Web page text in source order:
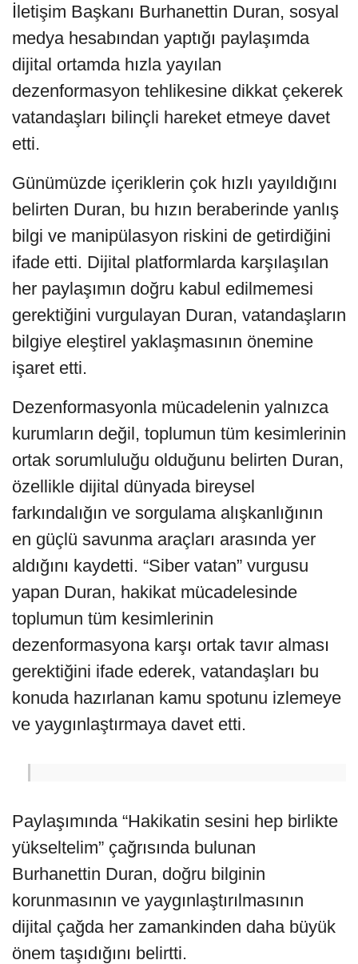
İletişim Başkanı Burhanettin Duran, sosyal
medya hesabından yaptığı paylaşımda
dijital ortamda hızla yayılan
dezenformasyon tehlikesine dikkat çekerek
vatandaşları bilinçli hareket etmeye davet
etti.
Günümüzde içeriklerin çok hızlı yayıldığını
belirten Duran, bu hızın beraberinde yanlış
bilgi ve manipülasyon riskini de getirdiğini
ifade etti. Dijital platformlarda karşılaşılan
her paylaşımın doğru kabul edilmemesi
gerektiğini vurgulayan Duran, vatandaşların
bilgiye eleştirel yaklaşmasının önemine
işaret etti.
Dezenformasyonla mücadelenin yalnızca
kurumların değil, toplumun tüm kesimlerinin
ortak sorumluluğu olduğunu belirten Duran,
özellikle dijital dünyada bireysel
farkındalığın ve sorgulama alışkanlığının
en güçlü savunma araçları arasında yer
aldığını kaydetti. “Siber vatan” vurgusu
yapan Duran, hakikat mücadelesinde
toplumun tüm kesimlerinin
dezenformasyona karşı ortak tavır alması
gerektiğini ifade ederek, vatandaşları bu
konuda hazırlanan kamu spotunu izlemeye
ve yaygınlaştırmaya davet etti.
Paylaşımında “Hakikatin sesini hep birlikte
yükseltelim” çağrısında bulunan
Burhanettin Duran, doğru bilginin
korunmasının ve yaygınlaştırılmasının
dijital çağda her zamankinden daha büyük
önem taşıdığını belirtti.